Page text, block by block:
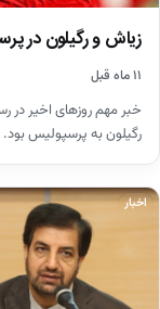
زیاش و رگیلون در
۱۱ ماه قبل
خبر مهم روزهای اخیر در
رگیلون به پرسپولیس بود.
اخبار